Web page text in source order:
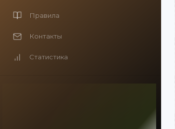
Правила
Контакты
Статистика